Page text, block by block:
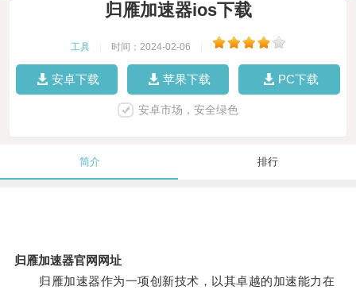
归雁加速器ios下载
工具 时间：2024-02-06
安卓下载 苹果下载 PC下载
安卓市场，安全绿色
简介 排行
归雁加速器官网网址
归雁加速器作为一项创新技术，以其卓越的加速能力在